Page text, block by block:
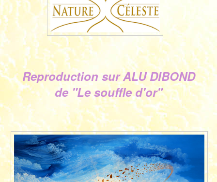
Reproduction sur ALU DIBOND
de "Le souffle d'or"